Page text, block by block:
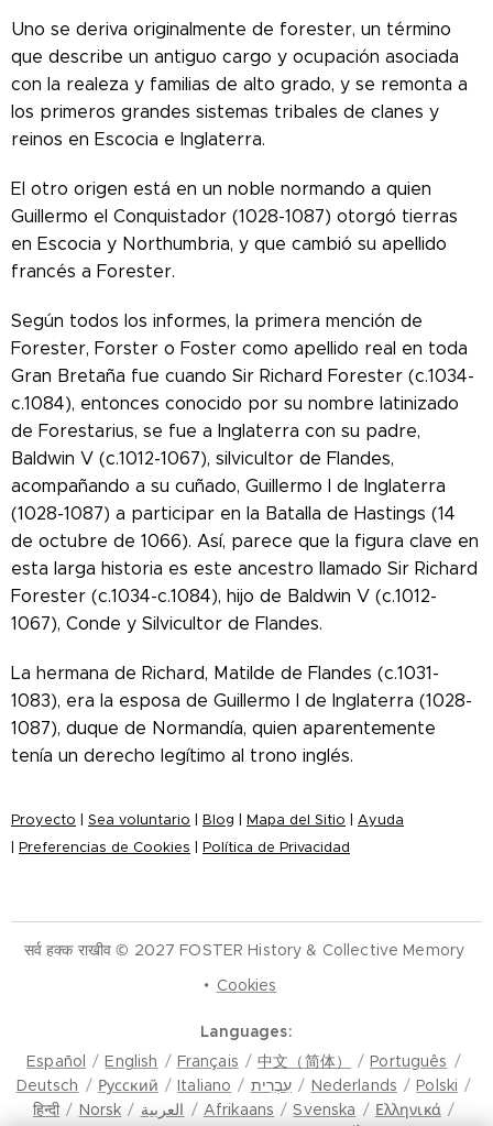
Uno se deriva originalmente de forester, un término
que describe un antiguo cargo y ocupación asociada
con la realeza y familias de alto grado, y se remonta a
los primeros grandes sistemas tribales de clanes y
reinos en Escocia e Inglaterra.
El otro origen está en un noble normando a quien
Guillermo el Conquistador (1028-1087) otorgó tierras
en Escocia y Northumbria, y que cambió su apellido
francés a Forester.
Según todos los informes, la primera mención de
Forester, Forster o Foster como apellido real en toda
Gran Bretaña fue cuando Sir Richard Forester (c.1034-
c.1084), entonces conocido por su nombre latinizado
de Forestarius, se fue a Inglaterra con su padre,
Baldwin V (c.1012-1067), silvicultor de Flandes,
acompañando a su cuñado, Guillermo I de Inglaterra
(1028-1087) a participar en la Batalla de Hastings (14
de octubre de 1066). Así, parece que la figura clave en
esta larga historia es este ancestro llamado Sir Richard
Forester (c.1034-c.1084), hijo de Baldwin V (c.1012-
1067), Conde y Silvicultor de Flandes.
La hermana de Richard, Matilde de Flandes (c.1031-
1083), era la esposa de Guillermo I de Inglaterra (1028-
1087), duque de Normandía, quien aparentemente
tenía un derecho legítimo al trono inglés.
Proyecto Sea voluntario Blog Mapa del Sitio
Ayuda
Preferencias de Cookies Política de Privacidad
सर्व हक्क राखीव © 2027 FOSTER History & Collective Memory
Cookies
Languages
Español
English Français 中文（简体）
Português
Deutsch
Русский Italiano עִבְרִית Nederlands
Polski
हिन्दी
Norsk العربية Afrikaans Svenska
Ελληνικά